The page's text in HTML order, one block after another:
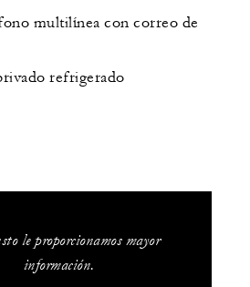
multilínea con correo de
refrigerado
le proporcionamos mayor
información.